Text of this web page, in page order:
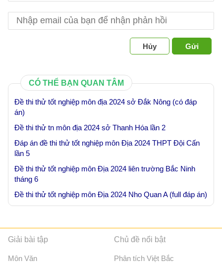
Hủy Gửi
CÓ THỂ BẠN QUAN TÂM
Đề thi thử tốt nghiệp môn địa 2024 sở Đắk Nông (có đáp
án)
Đề thi thử tn môn địa 2024 sở Thanh Hóa lần 2
Đáp án đề thi thử tốt nghiệp môn Địa 2024 THPT Đội Cấn
lần 5
Đề thi thử tốt nghiệp môn Địa 2024 liên trường Bắc Ninh
tháng 6
Đề thi thử tốt nghiệp môn Địa 2024 Nho Quan A (full đáp án)
Giải bài tập
Môn Văn
Chủ đề nổi bật
Phân tích Việt Bắc